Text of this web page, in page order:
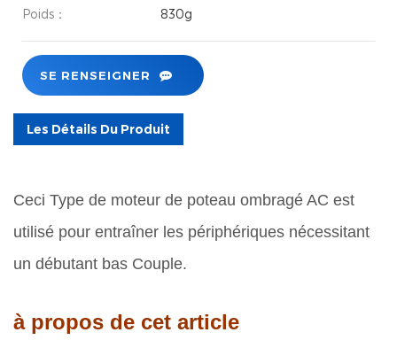
Poids： 830g
SE RENSEIGNER
Les Détails Du Produit
Ceci Type de moteur de poteau ombragé AC est
utilisé pour entraîner les périphériques nécessitant
un débutant bas Couple.
à propos de cet article